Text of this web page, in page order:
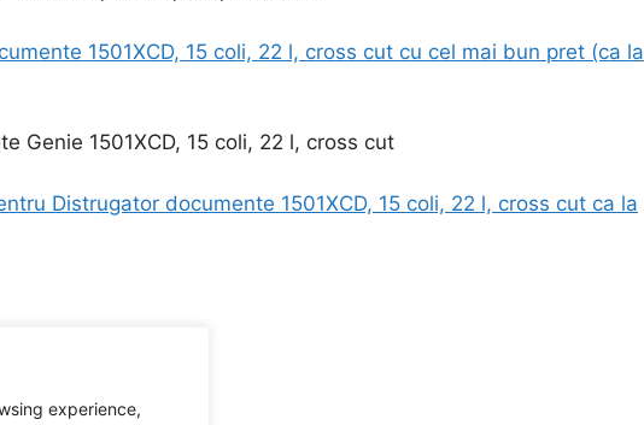
experience,
1501XCD, 15 coli, 22 l, cross cut cu cel mai bun pret (ca la
Genie 1501XCD, 15 coli, 22 l, cross cut
Distrugator documente 1501XCD, 15 coli, 22 l, cross cut ca la